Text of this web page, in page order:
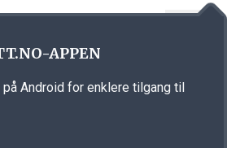
APPEN
på Android for enklere tilgang til